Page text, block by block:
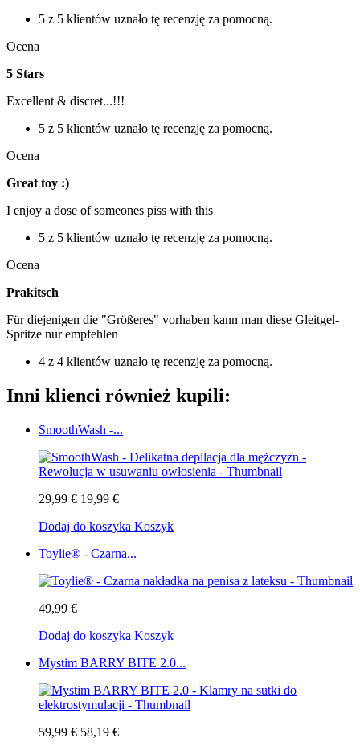
5 z 5 klientów uznało tę recenzję za pomocną.
Ocena
5 Stars
Excellent & discret...!!!
5 z 5 klientów uznało tę recenzję za pomocną.
Ocena
Great toy :)
I enjoy a dose of someones piss with this
5 z 5 klientów uznało tę recenzję za pomocną.
Ocena
Prakitsch
Für diejenigen die "Größeres" vorhaben kann man diese Gleitgel-
Spritze nur empfehlen
4 z 4 klientów uznało tę recenzję za pomocną.
Inni klienci również kupili:
SmoothWash -...
29,99 € 19,99 €
Dodaj do koszyka Koszyk
Toylie® - Czarna...
49,99 €
Dodaj do koszyka Koszyk
Mystim BARRY BITE 2.0...
59,99 € 58,19 €